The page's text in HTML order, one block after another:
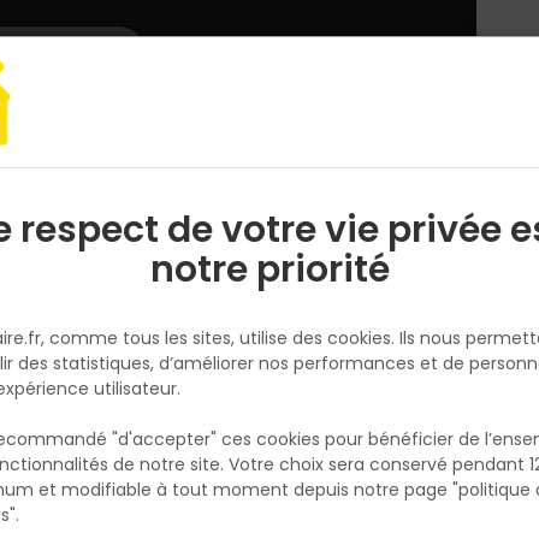
de Bardage AGRICOLE - 19x175mm L.5,40m
ISB
Planche de Bardage AGRICOLE -
19x175mm L.5,40m
Réf. 3502441260090
Les planches agricoles en sapin du Nord est
matériau durable; traité pour résister aux
intempéries. Elle est idéale pour une
respect de votre vie privée
notre priorité
comme tous les sites, utilise des cookies. Ils nous
des statistiques, d’améliorer nos performances et de
utilisateur.
"d'accepter" ces cookies pour bénéficier de
de notre site. Votre choix sera conservé pendant
et modifiable à tout moment depuis notre page "politique